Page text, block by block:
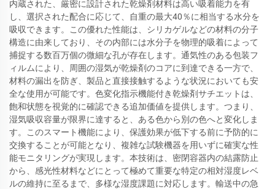
内蔵された、厳密に設計された乾燥剤材料は高い吸着能力を有
し、選択された配合に応じて、自重の最大40％に相当する水分を
吸収できます。この優れた性能は、シリカゲルなどの材料の分子
構造に由来しており、その内部には水分子を物理的吸着によって
捕捉する数百万個の微細な孔が存在します。通気性のある包装フ
ィルムにより、周囲の湿気が乾燥剤のコアに到達できる一方で、
材料の漏出を防ぎ、製品と直接接触するような状況においても安
全な使用が可能です。色変化指示機能付き乾燥剤サチエットは、
飽和状態を視覚的に確認できる追加価値を提供します。つまり、
湿気吸収容量が限界に達すると、ある色から別の色へと変化しま
す。このスマート機能により、保護効果が低下する前に予防的に
交換することが可能となり、複雑な試験機器を用いずに確実な性
能モニタリングが実現します。本技術は、密閉容器内の結露防止
から、感光性材料などにとって極めて重要な特定の相対湿度レベ
ルの維持に至るまで、多様な湿度課題に対応します。輸送中の急